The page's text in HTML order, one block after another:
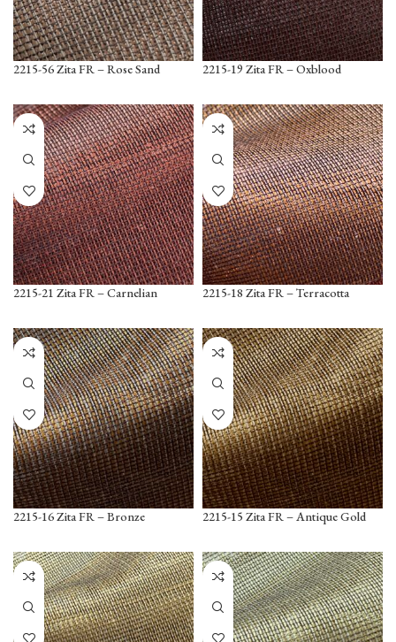
2215-56 Zita FR – Rose Sand 2215-19 Zita FR – Oxblood
2215-21 Zita FR – Carnelian 2215-18 Zita FR – Terracotta
2215-16 Zita FR – Bronze 2215-15 Zita FR – Antique Gold